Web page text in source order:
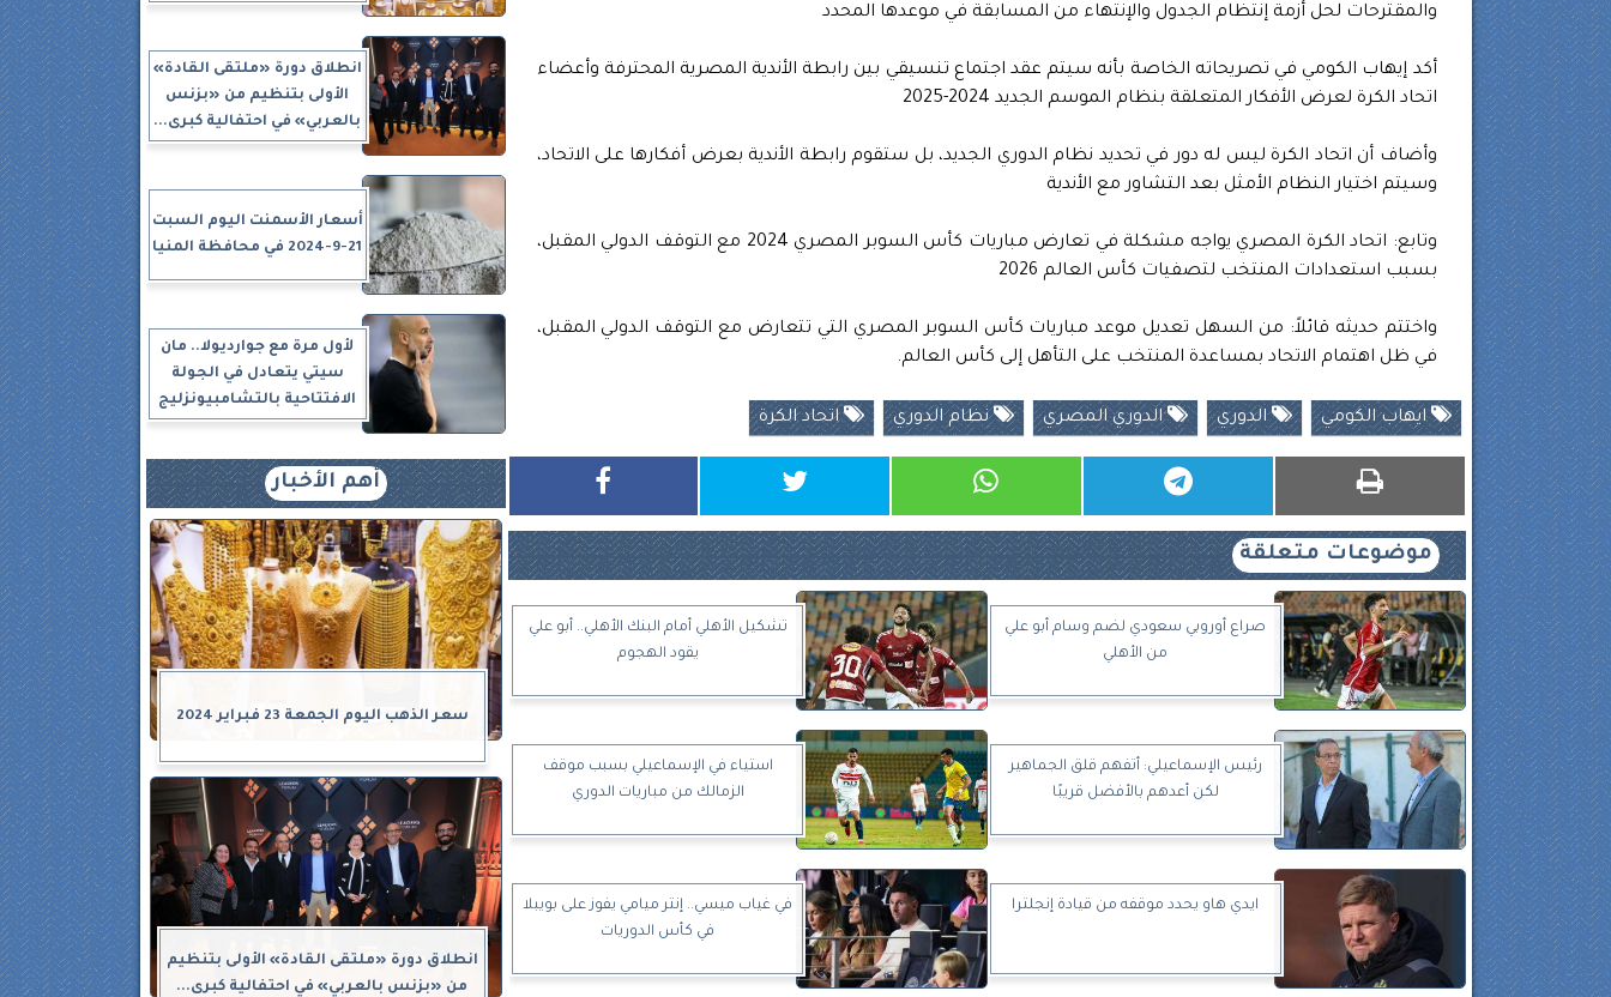
والمقترحات لحل أزمة إنتظام الجدول والإنتهاء من المسابقة في موعدها المحدد
أكد إيهاب الكومي في تصريحاته الخاصة بأنه سيتم عقد اجتماع تنسيقي بين رابطة الأندية المصرية المحترفة وأعضاء
اتحاد الكرة لعرض الأفكار المتعلقة بنظام الموسم الجديد 2024-2025
وأضاف أن اتحاد الكرة ليس له دور في تحديد نظام الدوري الجديد، بل ستقوم رابطة الأندية بعرض أفكارها على الاتحاد،
وسيتم اختيار النظام الأمثل بعد التشاور مع الأندية
وتابع: اتحاد الكرة المصري يواجه مشكلة في تعارض مباريات كأس السوبر المصري 2024 مع التوقف الدولي المقبل،
بسبب استعدادات المنتخب لتصفيات كأس العالم 2026
واختتم حديثه قائلاً: من السهل تعديل موعد مباريات كأس السوبر المصري التي تتعارض مع التوقف الدولي المقبل،
في ظل اهتمام الاتحاد بمساعدة المنتخب على التأهل إلى كأس العالم.
ايهاب الكومي الدوري الدوري المصري نظام الدوري اتحاد الكرة
موضوعات متعلقة
صراع أوروبي سعودي لضم وسام أبو علي
من الأهلي
تشكيل الأهلي أمام البنك الأهلي.. أبو علي
يقود الهجوم
رئيس الإسماعيلي: أتفهم قلق الجماهير
لكن أعدهم بالأفضل قريبًا
استياء في الإسماعيلي بسبب موقف
الزمالك من مباريات الدوري
ايدي هاو يحدد موقفه من قيادة إنجلترا
في غياب ميسي.. إنتر ميامي يفوز على بويبلا
في كأس الدوريات
انطلاق دورة «ملتقى القادة»
الأولى بتنظيم من «بزنس
بالعربي» في احتفالية كبرى...
أسعار الأسمنت اليوم السبت
21-9-2024 في محافظة المنيا
لأول مرة مع جوارديولا.. مان
سيتي يتعادل في الجولة
الافتتاحية بالتشامبيونزليج
أهم الأخبار
سعر الذهب اليوم الجمعة 23 فبراير 2024
انطلاق دورة «ملتقى القادة» الأولى بتنظيم
من «بزنس بالعربي» في احتفالية كبرى...